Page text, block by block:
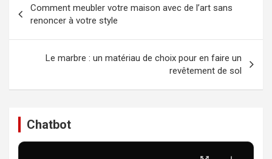
de
l’article
Comment meubler votre maison avec de l’art sans
renoncer à votre style
Le marbre : un matériau de choix pour en faire un
revêtement de sol
Chatbot